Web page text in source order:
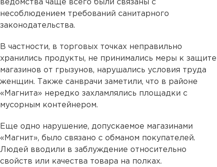
ведомства чаще всего были связаны с
несоблюдением требований санитарного
законодательства.
В частности, в торговых точках неправильно
хранились продукты, не принимались меры к защите
магазинов от грызунов, нарушались условия труда
женщин. Также санврачи заметили, что в районе
«Магнита» нередко захламлялись площадки с
мусорным контейнером.
Еще одно нарушение, допускаемое магазинами
«Магнит», было связано с обманом покупателей.
Людей вводили в заблуждение относительно
свойств или качества товара на полках.